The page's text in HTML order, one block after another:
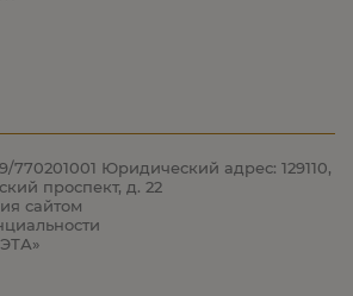
770201001 Юридический адрес: 129110,
проспект, д. 22
сайтом